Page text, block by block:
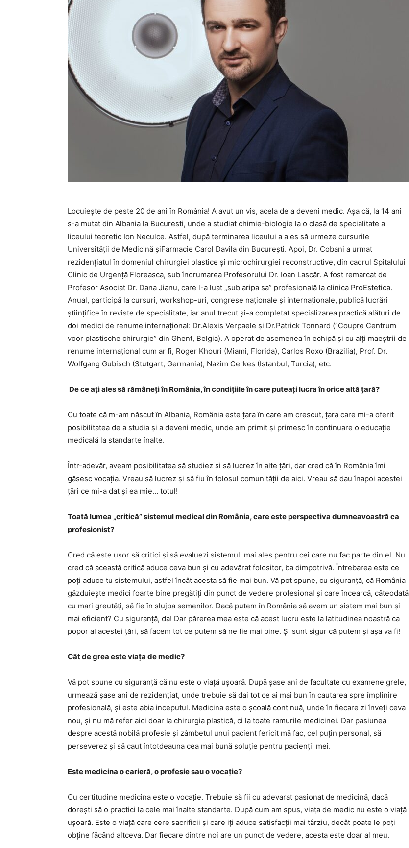
Locuiește de peste 20 de ani în România! A avut un vis, acela de a deveni medic. Așa că, la 14 ani
s-a mutat din Albania la Bucuresti, unde a studiat chimie-biologie la o clasă de specialitate a
liceului teoretic Ion Neculce. Astfel, după terminarea liceului a ales să urmeze cursurile
Universității de Medicină șiFarmacie Carol Davila din București. Apoi, Dr. Cobani a urmat
rezidențiatul în domeniul chirurgiei plastice și microchirurgiei reconstructive, din cadrul Spitalului
Clinic de Urgență Floreasca, sub îndrumarea Profesorului Dr. Ioan Lascăr. A fost remarcat de
Profesor Asociat Dr. Dana Jianu, care l-a luat „sub aripa sa” profesională la clinica ProEstetica.
Anual, participă la cursuri, workshop-uri, congrese naționale și internaționale, publică lucrări
științifice în reviste de specialitate, iar anul trecut și-a completat specializarea practică alături de
doi medici de renume internațional: Dr.Alexis Verpaele și Dr.Patrick Tonnard (“Coupre Centrum
voor plastische chirurgie” din Ghent, Belgia). A operat de asemenea în echipă și cu alți maeștrii de
renume internațional cum ar fi, Roger Khouri (Miami, Florida), Carlos Roxo (Brazilia), Prof. Dr.
Wolfgang Gubisch (Stutgart, Germania), Nazim Cerkes (Istanbul, Turcia), etc.
De ce ați ales să rămâneți în România, în condițiile în care puteați lucra în orice altă țară?
Cu toate că m-am născut în Albania, România este țara în care am crescut, țara care mi-a oferit
posibilitatea de a studia și a deveni medic, unde am primit și primesc în continuare o educație
medicală la standarte înalte.
Într-adevăr, aveam posibilitatea să studiez și să lucrez în alte țări, dar cred că în România îmi
găsesc vocația. Vreau să lucrez și să fiu în folosul comunității de aici. Vreau să dau înapoi acestei
țări ce mi-a dat și ea mie… totul!
Toată lumea „critică” sistemul medical din România, care este perspectiva dumneavoastră ca
profesionist?
Cred că este ușor să critici și să evaluezi sistemul, mai ales pentru cei care nu fac parte din el. Nu
cred că această critică aduce ceva bun și cu adevărat folositor, ba dimpotrivă. Întrebarea este ce
poți aduce tu sistemului, astfel încât acesta să fie mai bun. Vă pot spune, cu siguranță, că România
găzduiește medici foarte bine pregătiți din punct de vedere profesional și care încearcă, câteodată
cu mari greutăți, să fie în slujba semenilor. Dacă putem în România să avem un sistem mai bun și
mai eficient? Cu siguranță, da! Dar părerea mea este că acest lucru este la latitudinea noastră ca
popor al acestei țări, să facem tot ce putem să ne fie mai bine. Și sunt sigur că putem și așa va fi!
Cât de grea este viața de medic?
Vă pot spune cu siguranță că nu este o viață ușoară. După șase ani de facultate cu examene grele,
urmează șase ani de rezidențiat, unde trebuie să dai tot ce ai mai bun în cautarea spre împlinire
profesională, și este abia inceputul. Medicina este o școală continuă, unde în fiecare zi înveți ceva
nou, și nu mă refer aici doar la chirurgia plastică, ci la toate ramurile medicinei. Dar pasiunea
despre acestă nobilă profesie și zâmbetul unui pacient fericit mă fac, cel puțin personal, să
perseverez și să caut întotdeauna cea mai bună soluție pentru pacienții mei.
Este medicina o carieră, o profesie sau o vocație?
Cu certitudine medicina este o vocație. Trebuie să fii cu adevarat pasionat de medicină, dacă
dorești să o practici la cele mai înalte standarte. După cum am spus, viața de medic nu este o viață
ușoară. Este o viață care cere sacrificii și care iți aduce satisfacții mai târziu, decât poate le poți
obține făcând altceva. Dar fiecare dintre noi are un punct de vedere, acesta este doar al meu.